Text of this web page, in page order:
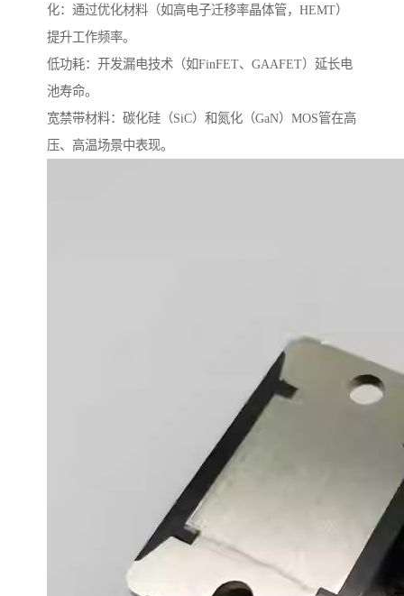
化：通过优化材料（如高电子迁移率晶体管，HEMT）
提升工作频率。
低功耗：开发漏电技术（如FinFET、GAAFET）延长电
池寿命。
宽禁带材料：碳化硅（SiC）和氮化（GaN）MOS管在高
压、高温场景中表现。